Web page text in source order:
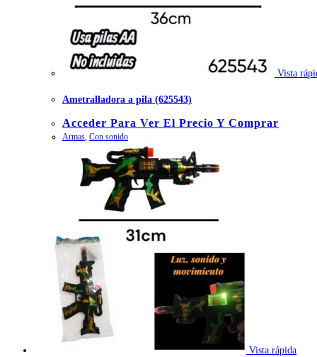
Vista
Ametralladora a pila (625543)
Acceder Para Ver El Precio Y Comprar
Armas, Con sonido
Vista rápida